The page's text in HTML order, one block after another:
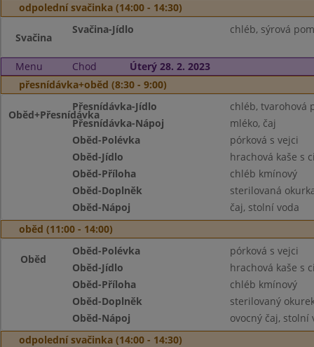
odpolední svačinka (14:00 - 14:30)
Svačina
Svačina-Jídlo chléb, sýrová
Menu Chod
Úterý 28. 2. 2023
přesnídávka+oběd (8:30 - 9:00)
Oběd+Přesnídávka
Přesnídávka-Jídlo
chléb, tvarohová
Přesnídávka-Nápoj
mléko, čaj
Oběd-Polévka
pórková s vejci
Oběd-Jídlo
hrachová kaše s
Oběd-Příloha
chléb kmínový
Oběd-Doplněk
sterilovaná
Oběd-Nápoj
čaj, stolní voda
oběd (11:00 - 14:00)
Oběd
Oběd-Polévka
pórková s vejci
Oběd-Jídlo
hrachová kaše s
Oběd-Příloha
chléb kmínový
Oběd-Doplněk
sterilovaný
Oběd-Nápoj
ovocný čaj, stolní
odpolední svačinka (14:00 - 14:30)